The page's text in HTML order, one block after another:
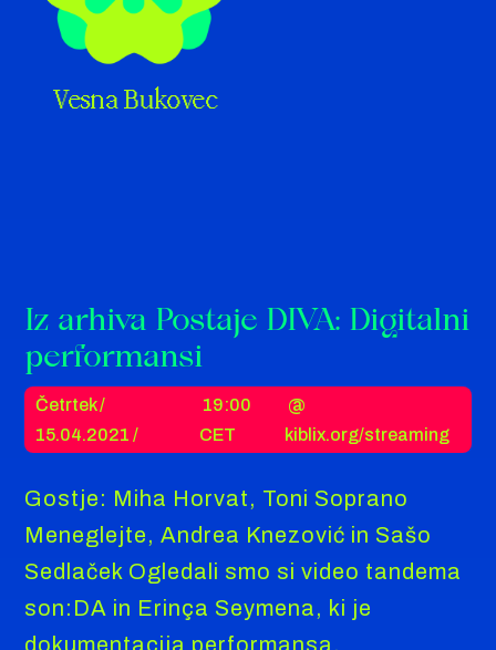
Vesna Bukovec
Iz arhiva Postaje DIVA: Digitalni
performansi
Četrtek /
15.04.2021 /
19:00
CET
@
kiblix.org/streaming
Gostje: Miha Horvat, Toni Soprano
Meneglejte, Andrea Knezović in Sašo
Sedlaček Ogledali smo si video tandema
son:DA in Erinça Seymena, ki je
dokumentacija performansa,